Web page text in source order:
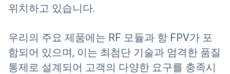
위치하고 있습니다.
우리의 주요 제품에는 RF 모듈과 항 FPV가 포
함되어 있으며, 이는 최첨단 기술과 엄격한 품질
통제로 설계되어 고객의 다양한 요구를 충족시